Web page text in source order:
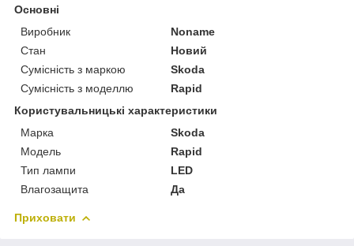
Основні
Виробник
Noname
Стан
Новий
Сумісність з маркою
Skoda
Сумісність з моделлю
Rapid
Користувальницькі характеристики
Марка
Skoda
Мoдель
Rapid
Тип лампи
LED
Влагозащита
Да
Приховати